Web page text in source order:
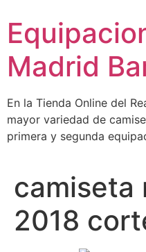
contenido
Madrid
En la Tienda Online del
mayor variedad de
primera y segunda
camiseta
2018